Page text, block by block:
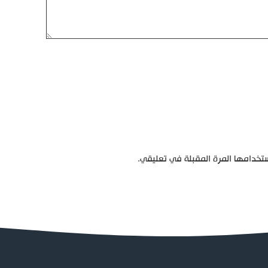
المرة المقبلة في تعليقي.